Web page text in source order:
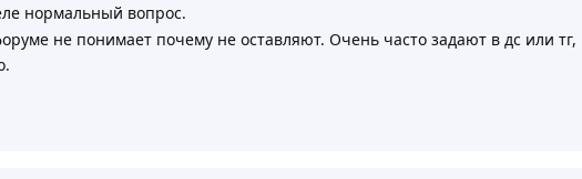
нормальный вопрос.
не понимает почему не оставляют. Очень часто задают в дс или тг,